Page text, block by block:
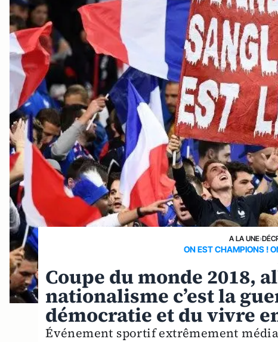
A LA UNE›
ON EST CHAMPIONS !
Coupe du monde 2018,
nationalisme c’est la
démocratie et du vivre
Événement sportif extrêmement